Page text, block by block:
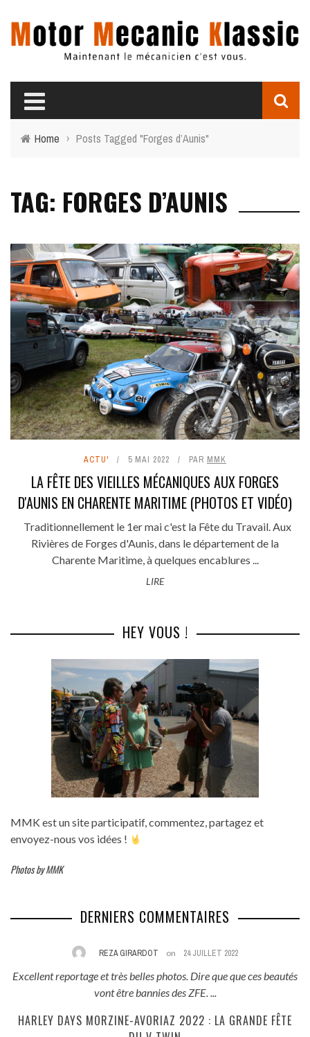
Home › Posts Tagged "Forges d’Aunis"
TAG: FORGES D’AUNIS
ACTU' 5 MAI 2022 PAR MMK
LA FÊTE DES VIEILLES MÉCANIQUES AUX FORGES
D'AUNIS EN CHARENTE MARITIME (PHOTOS ET VIDÉO)
Traditionnellement le 1er mai c'est la Fête du Travail. Aux
Rivières de Forges d'Aunis, dans le département de la
Charente Maritime, à quelques encablures ...
LIRE
HEY VOUS !
MMK est un site participatif, commentez, partagez et
envoyez-nous vos idées !
Photos by MMK
DERNIERS COMMENTAIRES
on 24 JUILLET 2022
très belles photos. Dire que que ces beautés
être bannies des ZFE. ...
AVORIAZ 2022 : LA GRANDE FÊTE
Il n'est hélas pas
LES